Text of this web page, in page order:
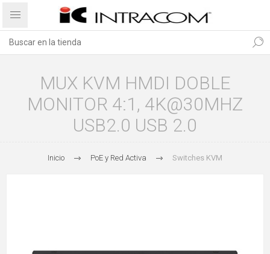
MUX KVM HMDI DOBLE
MONITOR 4:1, 4K@30MHZ
USB2.0 USB 2.0
Inicio PoE y Red Activa Switches KVM